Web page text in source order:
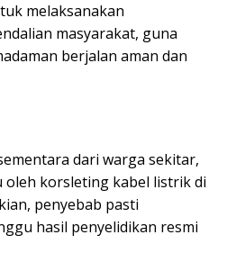
melaksanakan
masyarakat, guna
berjalan aman dan
dari warga sekitar,
oleh korsleting kabel listrik di
penyebab pasti
hasil penyelidikan resmi